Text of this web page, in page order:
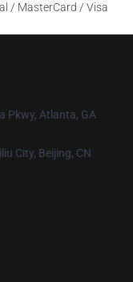
/ MasterCard / Visa
Pkwy, Atlanta, GA
City, Beijing, CN